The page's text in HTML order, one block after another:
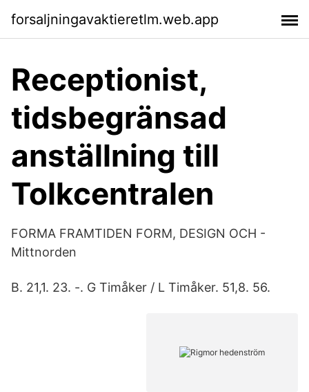
forsaljningavaktieretlm.web.app
Receptionist,
tidsbegränsad
anställning till
Tolkcentralen
FORMA FRAMTIDEN FORM, DESIGN OCH -
Mittnorden
B. 21,1. 23. -. G Timåker / L Timåker. 51,8. 56.